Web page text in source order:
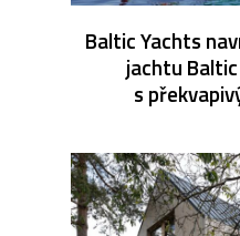
Baltic Yachts
jachtu
s